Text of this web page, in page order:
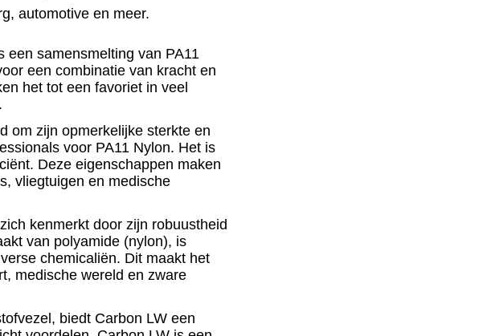
automotive en meer.
een samensmelting van PA11
een combinatie van kracht en
het tot een favoriet in veel
om zijn opmerkelijke sterkte en
voor PA11 Nylon. Het is
Deze eigenschappen maken
vliegtuigen en medische
kenmerkt door zijn robuustheid
van polyamide (nylon), is
chemicaliën. Dit maakt het
medische wereld en zware
biedt Carbon LW een